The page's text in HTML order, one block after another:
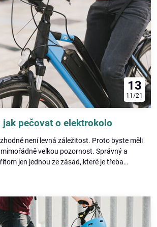
13
11/21
jak pečovat o elektrokolo
není levná záležitost. Proto byste měli
velkou pozornost. Správný a
jen jednou ze zásad, které je třeba
více se již dočtete v našem článku.